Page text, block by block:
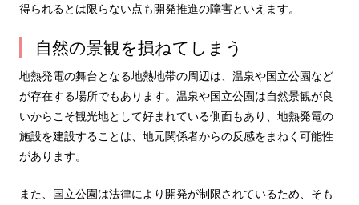
得られるとは限らない点も開発推進の障害といえます。
自然の景観を損ねてしまう
地熱発電の舞台となる地熱地帯の周辺は、温泉や国立公園など
が存在する場所でもあります。温泉や国立公園は自然景観が良
いからこそ観光地として好まれている側面もあり、地熱発電の
施設を建設することは、地元関係者からの反感をまねく可能性
があります。
また、国立公園は法律により開発が制限されているため、そも